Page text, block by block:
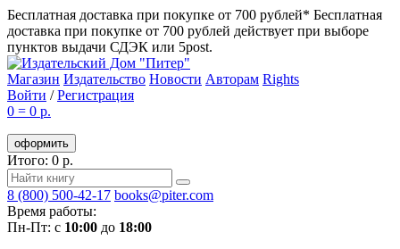
Бесплатная доставка при покупке от 700 рублей* Бесплатная
доставка при покупке от 700 рублей действует при выборе
пунктов выдачи СДЭК или 5post.
Магазин Издательство Новости Авторам Rights
Войти /Регистрация
0 = 0 р.
оформить
Итого: 0 р.
8 (800) 500-42-17 books@piter.com
Время работы:
Пн-Пт: с 10:00 до 18:00